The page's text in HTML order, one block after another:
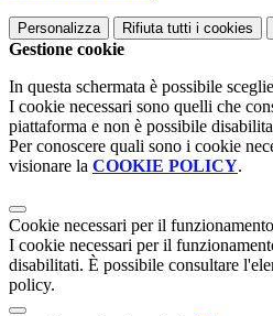
Personalizza Rifiuta tutti i cookies
Gestione cookie
In questa schermata è possibile
I cookie necessari sono quelli che
piattaforma e non è possibile
Per conoscere quali sono i cookie
visionare la COOKIE POLICY.
Cookie necessari per il funzionamento
I cookie necessari per il
disabilitati. È possibile consultare
policy.